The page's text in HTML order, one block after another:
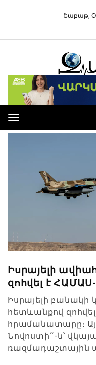
Շաբաթ,
Toggle
navigation
Իսրայելի
զոհվել է
Իսրայելի
հետևանքով
հրամանատարը։
Նովոստի՛՛-ն՝
ռազմադաշտային